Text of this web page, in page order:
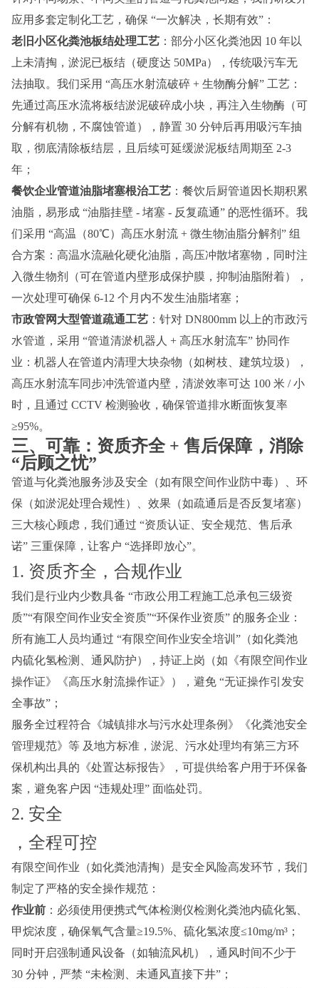
应用多套定制化工艺，确保 “一次解决，长期有效”：
老旧小区化粪池板结处理工艺 ：部分小区化粪池因 10 年以
上未清掏，淤泥已板结（硬度达 50MPa），传统吸污车无
法抽取。我们采用 “高压水射流破碎 + 生物酶分解” 工艺：
先通过高压水流将板结淤泥破碎成小块，再注入生物酶（可
分解有机物，不腐蚀管道），静置 30 分钟后再用吸污车抽
取，彻底清除板结层，且后续可延缓淤泥板结周期至 2-3
年；
餐饮企业管道油脂堵塞根治工艺 ：餐饮后厨管道因长期积累
油脂，易形成 “油脂挂壁 - 堵塞 - 反复疏通” 的恶性循环。我
们采用 “高温（80℃）高压水射流 + 微生物油脂分解剂” 组
合方案：高温水流融化硬化油脂，高压冲散堵塞物，同时注
入微生物剂（可在管道内壁形成保护膜，抑制油脂附着），
一次处理可确保 6-12 个月内不发生油脂堵塞；
市政管网大型管道疏通工艺 ：针对 DN800mm 以上的市政污
水管道，采用 “管道清淤机器人 + 高压水射流车” 协同作
业：机器人在管道内清理大块杂物（如树枝、建筑垃圾），
高压水射流车同步冲洗管道内壁，清淤效率可达 100 米 / 小
时，且通过 CCTV 检测验收，确保管道排水断面恢复率
≥95%。
三、可靠：资质齐全 + 售后保障，消除
“后顾之忧”
管道与化粪池服务涉及安全（如有限空间作业防中毒）、环
保（如淤泥处理合规性）、效果（如疏通后是否反复堵塞）
三大核心顾虑，我们通过 “资质认证、安全规范、售后承
诺” 三重保障，让客户 “选择即放心”。
1. 资质齐全，合规作业
我们是行业内少数具备 “市政公用工程施工总承包三级资
质”“有限空间作业安全资质”“环保作业资质” 的服务企业：
所有施工人员均通过 “有限空间作业安全培训”（如化粪池
内硫化氢检测、通风防护），持证上岗（如《有限空间作业
操作证》《高压水射流操作证》），避免 “无证操作引发安
全事故”；
服务全过程符合《城镇排水与污水处理条例》《化粪池安全
管理规范》等 及地方标准，淤泥、污水处理均有第三方环
保机构出具的《处置达标报告》，可提供给客户用于环保备
案，避免客户因 “违规处理” 面临处罚。
2. 安全
，全程可控
有限空间作业（如化粪池清掏）是安全风险高发环节，我们
制定了严格的安全操作规范：
作业前 ：必须使用便携式气体检测仪检测化粪池内硫化氢、
甲烷浓度，确保氧气含量≥19.5%、硫化氢浓度≤10mg/m³；
同时开启强制通风设备（如轴流风机），通风时间不少于
30 分钟，严禁 “未检测、未通风直接下井”；